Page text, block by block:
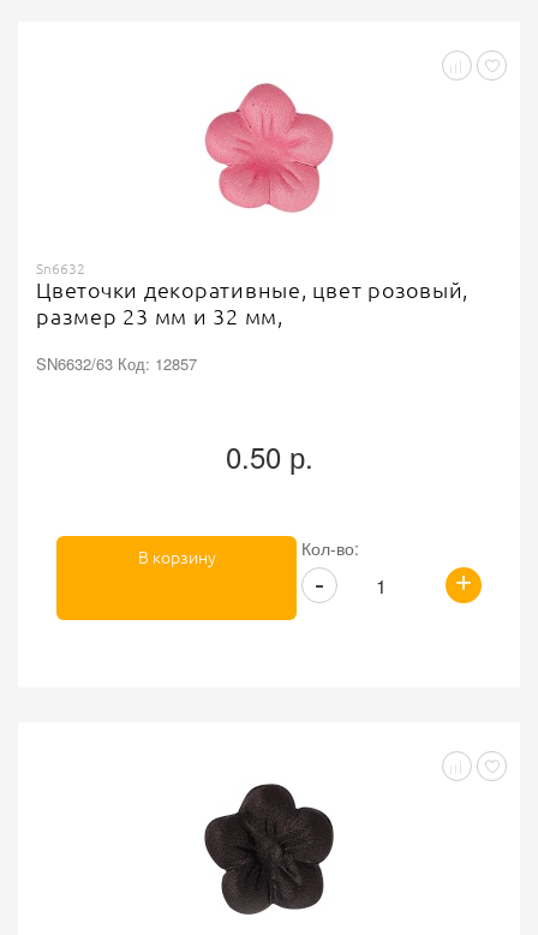
Sn6632
Цветочки декоративные, цвет розовый,
размер 23 мм и 32 мм,
SN6632/63 Код: 12857
0.50 р.
Кол-во:
+
-
В корзину